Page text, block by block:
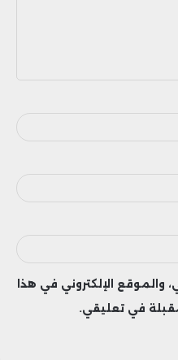
والموقع الإلكتروني في هذا
في تعليقي.